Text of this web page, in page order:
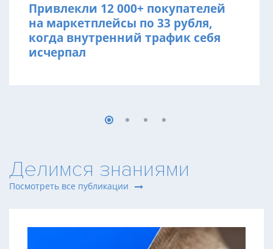
Привлекли 12 000+ покупателей
на маркетплейсы по 33 рубля,
когда внутренний трафик себя
исчерпал
Делимся знаниями
Посмотреть все публикации